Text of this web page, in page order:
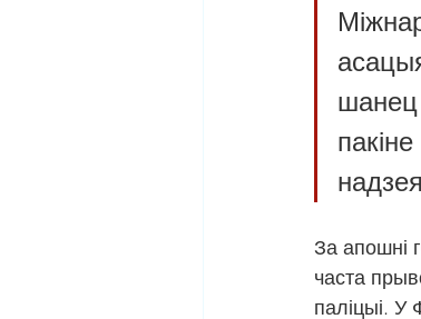
шанец
За апошні
часта
паліцыі. У